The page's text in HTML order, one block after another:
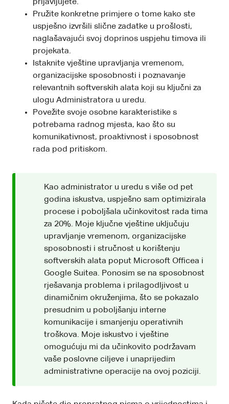
prijavljujete.
Pružite konkretne primjere o tome kako ste
uspješno izvršili slične zadatke u prošlosti,
naglašavajući svoj doprinos uspjehu timova ili
projekata.
Istaknite vještine upravljanja vremenom,
organizacijske sposobnosti i poznavanje
relevantnih softverskih alata koji su ključni za
ulogu Administratora u uredu.
Povežite svoje osobne karakteristike s
potrebama radnog mjesta, kao što su
komunikativnost, proaktivnost i sposobnost
rada pod pritiskom.
Kao administrator u uredu s više od pet
godina iskustva, uspješno sam optimizirala
procese i poboljšala učinkovitost rada tima
za 20%. Moje ključne vještine uključuju
upravljanje vremenom, organizacijske
sposobnosti i stručnost u korištenju
softverskih alata poput Microsoft Officea i
Google Suitea. Ponosim se na sposobnost
rješavanja problema i prilagodljivost u
dinamičnim okruženjima, što se pokazalo
presudnim u poboljšanju interne
komunikacije i smanjenju operativnih
troškova. Moje iskustvo i vještine
omogućuju mi da učinkovito podržavam
vaše poslovne ciljeve i unaprijedim
administrativne operacije na ovoj poziciji.